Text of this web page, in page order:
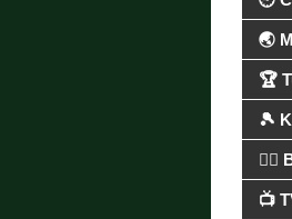
🌏
🏆
🎾
🤼‍♂️
📺